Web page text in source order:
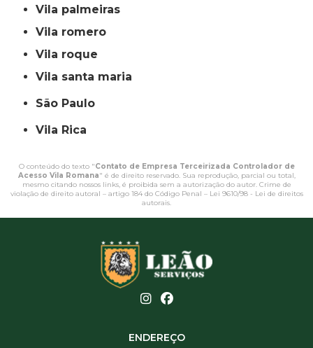
vila palmeiras
vila romero
vila roque
vila santa maria
São Paulo
Vila Rica
O conteúdo do texto "Contato de Empresa Terceirizada Controlador de
Acesso Vila Romana" é de direito reservado. Sua reprodução, parcial ou total,
mesmo citando nossos links, é proibida sem a autorização do autor. Crime de
violação de direito autoral – artigo 184 do Código Penal – Lei 9610/98 - Lei de direitos
autorais.
ENDEREÇO